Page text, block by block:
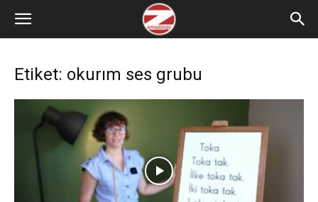
Etiket: okurım ses grubu